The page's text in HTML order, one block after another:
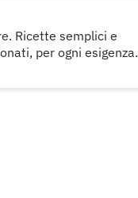
Ricette semplici e
per ogni esigenza.